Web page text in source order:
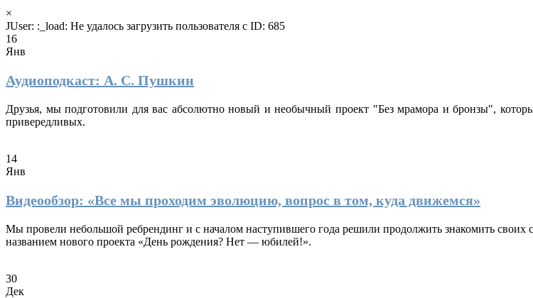
×
JUser: :_load: Не удалось загрузить пользователя с ID: 685
16
Янв
Аудиоподкаст: А. С. Пушкин
Друзья, мы подготовили для вас абсолютно новый и необычный проект "Без мрамора и бронзы",
привередливых.
14
Янв
Видеообзор: «Все мы проходим эволюцию, вопрос в том, куда движемся»
Мы провели небольшой ребрендинг и с началом наступившего года решили продолжить знакомить
названием нового проекта «День рождения? Нет — юбилей!».
30
Дек